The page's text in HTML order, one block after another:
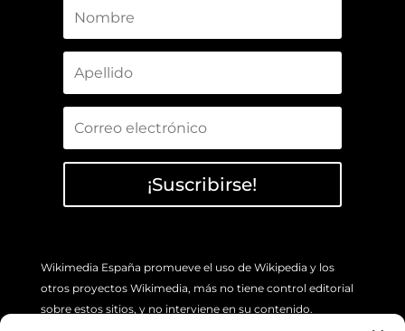
¡Suscribirse!
Wikimedia España promueve el uso de Wikipedia y los
otros proyectos Wikimedia, más no tiene control editorial
sobre estos sitios, y no interviene en su contenido.